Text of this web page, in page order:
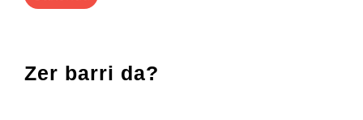
Zer barri da?